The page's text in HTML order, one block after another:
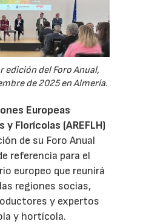
edición del Foro Anual,
de 2025 en Almería.
Europeas
Florícolas (AREFLH)
de su Foro Anual
referencia para el
europeo que reunirá
regiones socias,
y expertos
y hortícola.